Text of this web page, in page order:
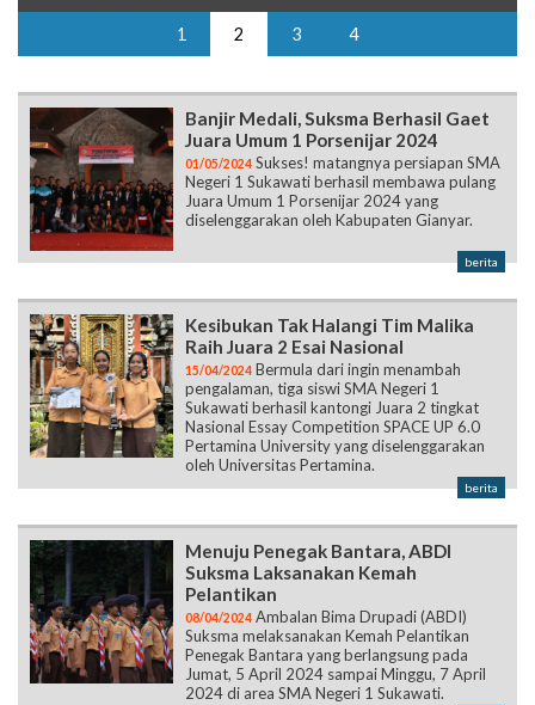
1 2 3 4
Banjir Medali, Suksma Berhasil Gaet
Juara Umum 1 Porsenijar 2024
01/05/2024 Sukses! matangnya persiapan SMA
Negeri 1 Sukawati berhasil membawa pulang
Juara Umum 1 Porsenijar 2024 yang
diselenggarakan oleh Kabupaten Gianyar.
berita
Kesibukan Tak Halangi Tim Malika
Raih Juara 2 Esai Nasional
15/04/2024 Bermula dari ingin menambah
pengalaman, tiga siswi SMA Negeri 1
Sukawati berhasil kantongi Juara 2 tingkat
Nasional Essay Competition SPACE UP 6.0
Pertamina University yang diselenggarakan
oleh Universitas Pertamina.
berita
Menuju Penegak Bantara, ABDI
Suksma Laksanakan Kemah
Pelantikan
08/04/2024 Ambalan Bima Drupadi (ABDI)
Suksma melaksanakan Kemah Pelantikan
Penegak Bantara yang berlangsung pada
Jumat, 5 April 2024 sampai Minggu, 7 April
2024 di area SMA Negeri 1 Sukawati.